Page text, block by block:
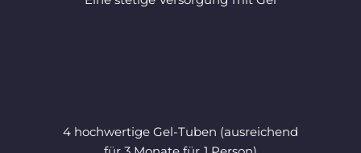
4 hochwertige Gel-Tuben (ausreichend